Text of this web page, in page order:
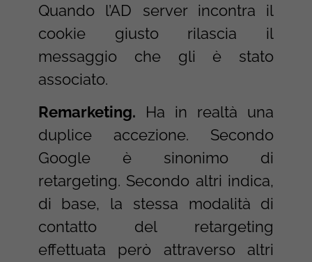
Quando l’AD server incontra il
cookie giusto rilascia il
messaggio che gli è stato
associato.
Remarketing. Ha in realtà una
duplice accezione. Secondo
Google è sinonimo di
retargeting. Secondo altri indica,
di base, la stessa modalità di
contatto del retargeting
effettuata però attraverso altri